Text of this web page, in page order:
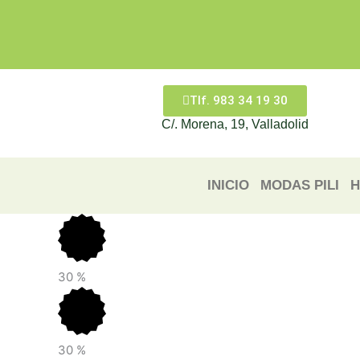
Tlf. 983 34 19 30
C/. Morena, 19, Valladolid
INICIO MODAS PILI
30 %
30 %